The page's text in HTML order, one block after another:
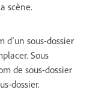
scène.
d’un sous-dossier
Sous
de sous-dossier
dossier.